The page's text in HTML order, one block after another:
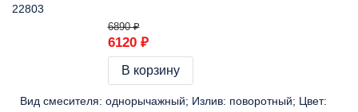
6890 ₽
6120 ₽
В корзину
Вид смесителя: однорычажный Излив: поворотный
Цвет: